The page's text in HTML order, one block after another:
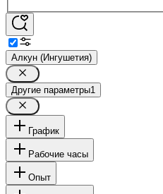
Алкун (Ингушетия)
Другие параметры1
График
Рабочие часы
Опыт